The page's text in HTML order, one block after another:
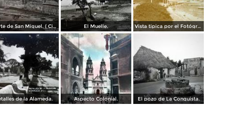
Fuerte de San Miguel. ( Circulada el 30 de Junio de 1947 ). El Muelle. Vista tipica por el Fotógrafo Hugo Brehme.
de la Alameda. Aspecto Colonial. El pozo de La Conquista.